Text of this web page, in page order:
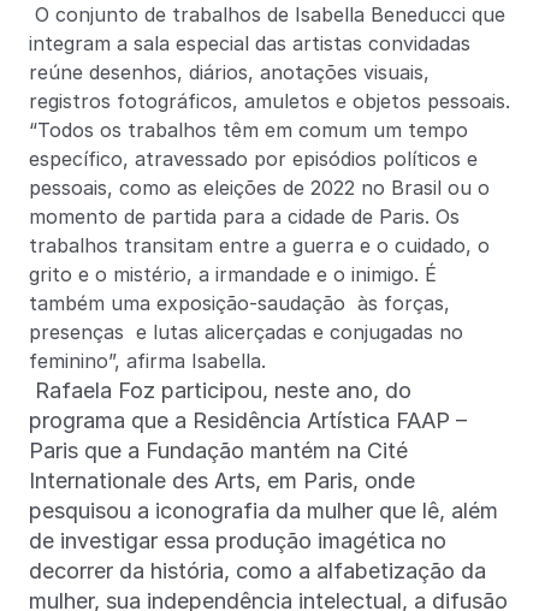
O conjunto de trabalhos de Isabella Beneducci que
integram a sala especial das artistas convidadas
reúne desenhos, diários, anotações visuais,
registros fotográficos, amuletos e objetos pessoais.
“Todos os trabalhos têm em comum um tempo
específico, atravessado por episódios políticos e
pessoais, como as eleições de 2022 no Brasil ou o
momento de partida para a cidade de Paris. Os
trabalhos transitam entre a guerra e o cuidado, o
grito e o mistério, a irmandade e o inimigo. É
também uma exposição-saudação às forças,
presenças e lutas alicerçadas e conjugadas no
feminino”, afirma Isabella.
Rafaela Foz participou, neste ano, do
programa que a Residência Artística FAAP –
Paris que a Fundação mantém na Cité
Internationale des Arts, em Paris, onde
pesquisou a iconografia da mulher que lê, além
de investigar essa produção imagética no
decorrer da história, como a alfabetização da
mulher, sua independência intelectual, a difusão